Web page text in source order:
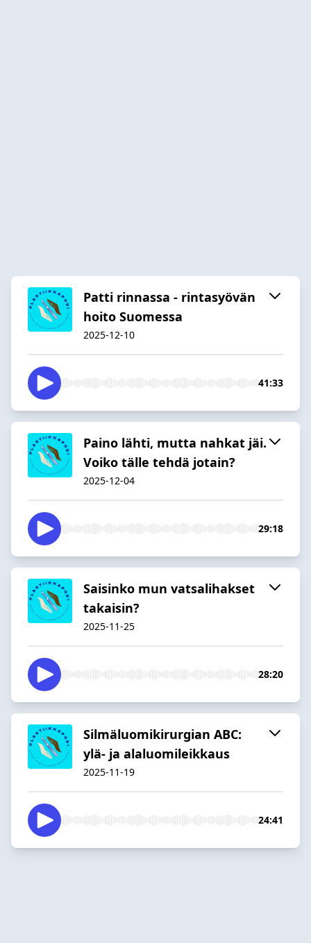
Patti rinnassa - rintasyövän
hoito Suomessa
2025-12-10
41:33
Paino lähti, mutta nahkat jäi.
Voiko tälle tehdä jotain?
2025-12-04
29:18
Saisinko mun vatsalihakset
takaisin?
2025-11-25
28:20
Silmäluomikirurgian ABC:
ylä- ja alaluomileikkaus
2025-11-19
24:41